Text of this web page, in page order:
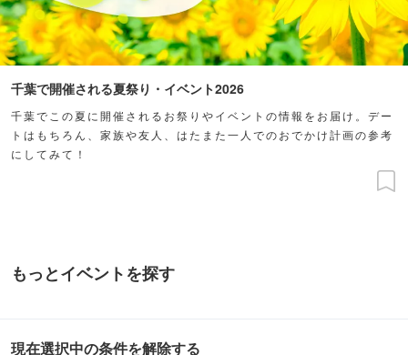
千葉で開催される夏祭り・イベント2026
千葉でこの夏に開催されるお祭りやイベントの情報をお届け。デー
トはもちろん、家族や友人、はたまた一人でのおでかけ計画の参考
にしてみて！
もっとイベントを探す
現在選択中の条件を解除する